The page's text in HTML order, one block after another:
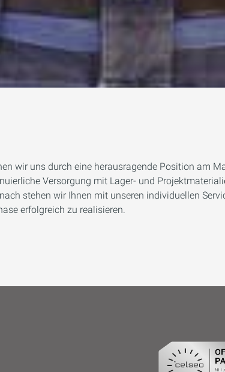
wir uns durch eine herausragende Position am
Versorgung mit Lager- und
stehen wir Ihnen mit unseren individuellen
erfolgreich zu realisieren.